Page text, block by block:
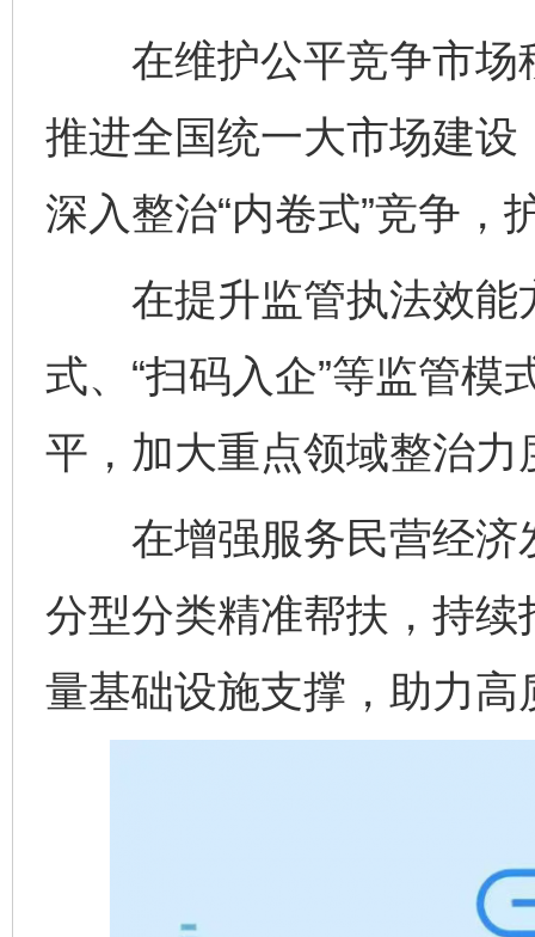
在维护公平竞争市场
推进全国统一大市场建
深入整治“内卷式”竞争，
在提升监管执法效能
式、“扫码入企”等监管
平，加大重点领域整治
在增强服务民营经济
分型分类精准帮扶，持续
量基础设施支撑，助力高